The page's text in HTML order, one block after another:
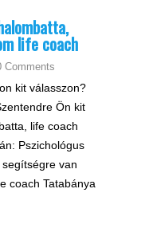
life coach
Comments
kit válasszon?
Ön kit
life coach
Pszichológus
van
coach Tatabánya